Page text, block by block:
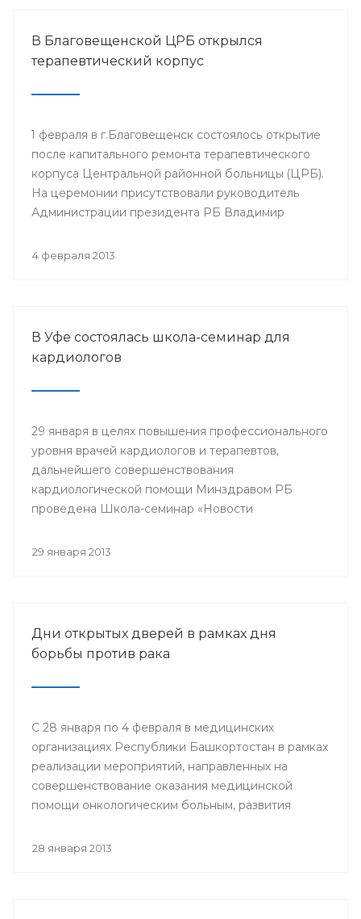
В Благовещенской ЦРБ открылся
терапевтический корпус
1 февраля в г.Благовещенск состоялось открытие
после капитального ремонта терапевтического
корпуса Центральной районной больницы (ЦРБ).
На церемонии присутствовали руководитель
Администрации президента РБ Владимир
Шебаев, глава администрации МР
4 февраля 2013
В Уфе состоялась школа-семинар для
кардиологов
29 января в целях повышения профессионального
уровня врачей кардиологов и терапевтов,
дальнейшего совершенствования
кардиологической помощи Минздравом РБ
проведена Школа-семинар «Новости
29 января 2013
Дни открытых дверей в рамках дня
борьбы против рака
С 28 января по 4 февраля в медицинских
организациях Республики Башкортостан в рамках
реализации мероприятий, направленных на
совершенствование оказания медицинской
помощи онкологическим больным, развития
поддержки инициативы «Международного союза
28 января 2013